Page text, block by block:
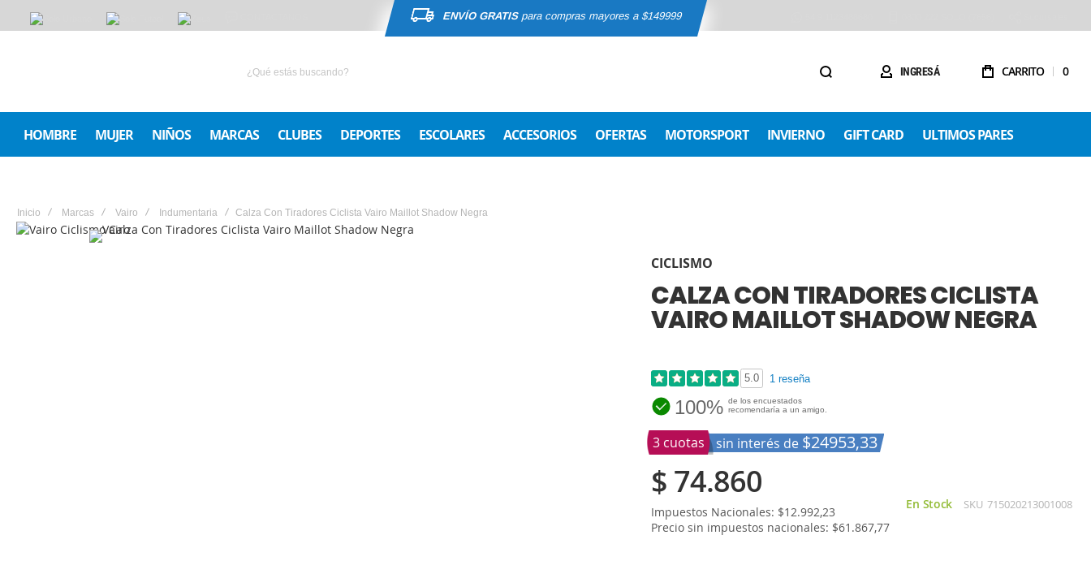
ENVÍO GRATISpara compras mayores a $149999
INGRESÁ CARRITO 0
HOMBRE MUJER NIÑOS MARCAS CLUBES DEPORTES ESCOLARES ACCESORIOS OFERTAS MOTORSPORT INVIERNO GIFT CARD ULTIMOS PARES
Inicio Marcas Vairo Indumentaria Calza Con Tiradores Ciclista Vairo Maillot Shadow Negra
CICLISMO
CALZA CON TIRADORES CICLISTA
VAIRO MAILLOT SHADOW NEGRA
5.0 1 reseña
100% de los encuestados
recomendaría a un amigo.
3 cuotas sin interés de $24953,33
$ 74.860
Impuestos Nacionales: $12.992,23
Precio sin impuestos nacionales: $61.867,77
En Stock SKU 715020213001008